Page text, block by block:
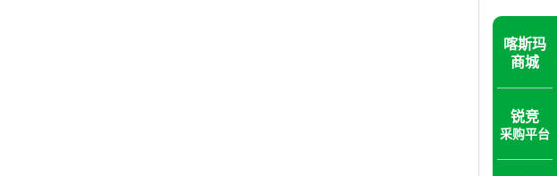
喀斯玛
商城
锐竞
采购平台